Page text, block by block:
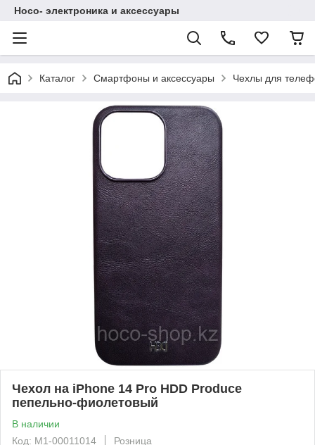
Hoco- электроника и аксессуары
Каталог Смартфоны и аксессуары Чехлы для
Чехол на iPhone 14 Pro HDD Produce
пепельно-фиолетовый
В наличии
Код: М1-00011014
Розница